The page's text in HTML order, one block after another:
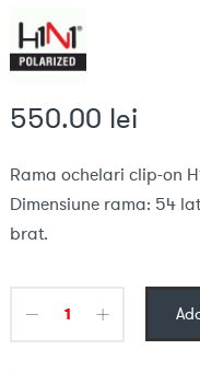
550.00 lei
Rama ochelari clip-on
Dimensiune rama: 54
brat.